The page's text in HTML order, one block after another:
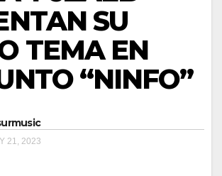
SU
TEMA EN
“NINFO”
21, 2023